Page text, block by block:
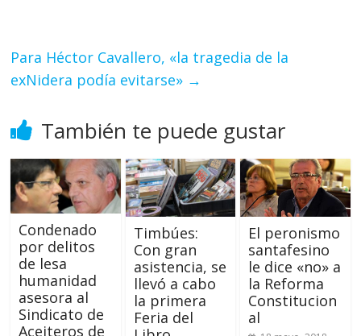
Para Héctor Cavallero, «la tragedia de la
exNidera podía evitarse» →
También te puede gustar
Condenado
por delitos
de lesa
humanidad
asesora al
Sindicato de
Aceiteros de
Timbúes:
Con gran
asistencia, se
llevó a cabo
la primera
Feria del
El peronismo
santafesino
le dice «no» a
la Reforma
Constitucion
al